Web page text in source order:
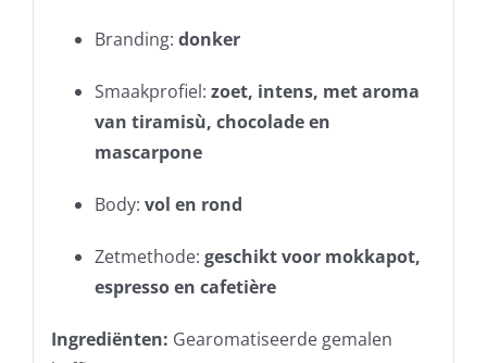
Branding: donker
Smaakprofiel: zoet, intens, met aroma
van tiramisù, chocolade en
mascarpone
Body: vol en rond
Zetmethode: geschikt voor mokkapot,
espresso en cafetière
Ingrediënten: Gearomatiseerde gemalen